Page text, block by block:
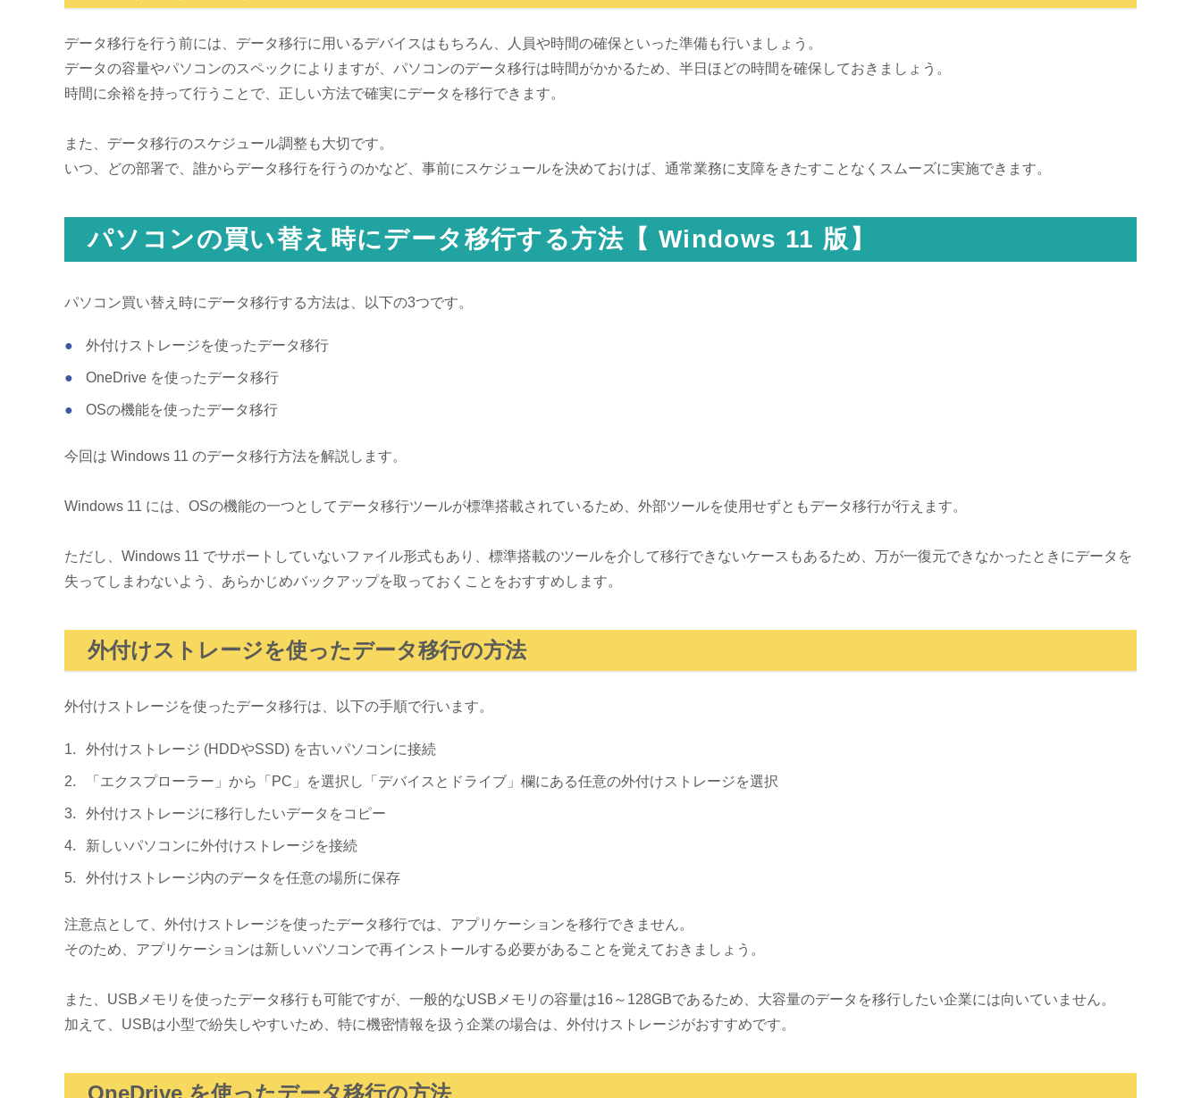
データ移行を行う前には、データ移行に用いるデバイスはもちろん、人員や時間の確保といった準備も行いましょう。
データの容量やパソコンのスペックによりますが、パソコンのデータ移行は時間がかかるため、半日ほどの時間を確保しておきましょう。
時間に余裕を持って行うことで、正しい方法で確実にデータを移行できます。
また、データ移行のスケジュール調整も大切です。
いつ、どの部署で、誰からデータ移行を行うのかなど、事前にスケジュールを決めておけば、通常業務に支障をきたすことなくスムーズに実施できます。
パソコンの買い替え時にデータ移行する方法【 Windows 11 版】
パソコン買い替え時にデータ移行する方法は、以下の3つです。
外付けストレージを使ったデータ移行
OneDrive を使ったデータ移行
OSの機能を使ったデータ移行
今回は Windows 11 のデータ移行方法を解説します。
Windows 11 には、OSの機能の一つとしてデータ移行ツールが標準搭載されているため、外部ツールを使用せずともデータ移行が行えます。
ただし、Windows 11 でサポートしていないファイル形式もあり、標準搭載のツールを介して移行できないケースもあるため、万が一復元できなかったときにデータを
失ってしまわないよう、あらかじめバックアップを取っておくことをおすすめします。
外付けストレージを使ったデータ移行の方法
外付けストレージを使ったデータ移行は、以下の手順で行います。
外付けストレージ (HDDやSSD) を古いパソコンに接続
「エクスプローラー」から「PC」を選択し「デバイスとドライブ」欄にある任意の外付けストレージを選択
外付けストレージに移行したいデータをコピー
新しいパソコンに外付けストレージを接続
外付けストレージ内のデータを任意の場所に保存
注意点として、外付けストレージを使ったデータ移行では、アプリケーションを移行できません。
そのため、アプリケーションは新しいパソコンで再インストールする必要があることを覚えておきましょう。
また、USBメモリを使ったデータ移行も可能ですが、一般的なUSBメモリの容量は16～128GBであるため、大容量のデータを移行したい企業には向いていません。
加えて、USBは小型で紛失しやすいため、特に機密情報を扱う企業の場合は、外付けストレージがおすすめです。
OneDrive を使ったデータ移行の方法